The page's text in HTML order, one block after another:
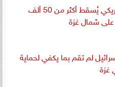
الجيش الأمريكي يُسقط أكثر من 50 ألف
شمال غزة
لم تقم بما يكفي لحماية
غزة